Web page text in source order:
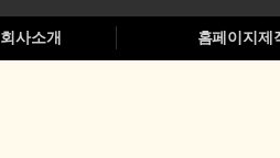
회사소개 홈페이지제